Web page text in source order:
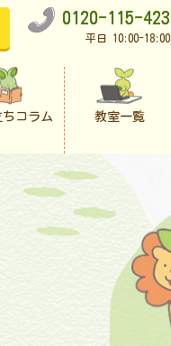
0120-115-423
平日 10:00-18:00
コラム 教室一覧